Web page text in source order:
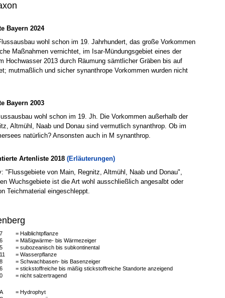
Bayern 2024
wohl schon im 19. Jahrhundert, das große Vorkommen
Maßnahmen vernichtet, im Isar-Mündungsgebiet eines der
Hochwasser 2013 durch Räumung sämtlicher Gräben bis auf
mutmaßlich und sicher synanthrope Vorkommen wurden nicht
Bayern 2003
wohl schon im 19. Jh. Die Vorkommen außerhalb der
Altmühl, Naab und Donau sind vermutlich synanthrop. Ob im
natürlich? Ansonsten auch in M synanthrop.
Artenliste 2018 (Erläuterungen)
"Flussgebiete von Main, Regnitz, Altmühl, Naab und Donau",
Wuchsgebiete ist die Art wohl ausschließlich angesalbt oder
Teichmaterial eingeschleppt.
7
= Halblichtpflanze
6
= Mäßigwärme- bis Wärmezeiger
5
= subozeanisch bis subkontinental
11
= Wasserpflanze
8
= Schwachbasen- bis Basenzeiger
6
= stickstoffreiche bis mäßig stickstoffreiche Standorte anzeigend
0
= nicht salzertragend
A
= Hydrophyt